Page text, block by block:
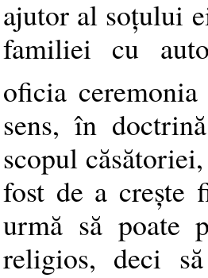
ajutor al soțului
familiei cu
oficia
sens, în
scopul
fost de a crește
urmă să poate
religios, deci